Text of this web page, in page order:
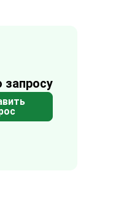
запросу